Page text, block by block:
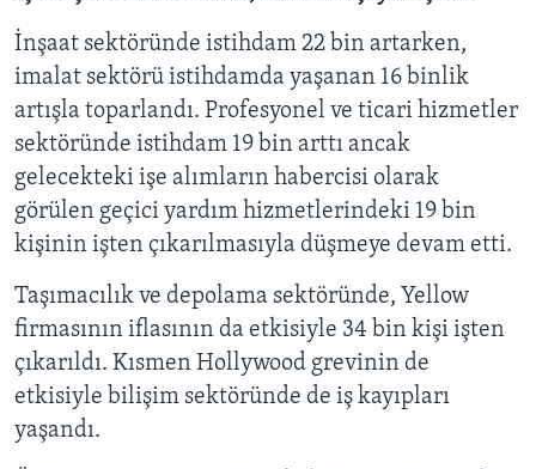
İnşaat sektöründe istihdam 22 bin artarken,
imalat sektörü istihdamda yaşanan 16 binlik
artışla toparlandı. Profesyonel ve ticari hizmetler
sektöründe istihdam 19 bin arttı ancak
gelecekteki işe alımların habercisi olarak
görülen geçici yardım hizmetlerindeki 19 bin
kişinin işten çıkarılmasıyla düşmeye devam etti.
Taşımacılık ve depolama sektöründe, Yellow
firmasının iflasının da etkisiyle 34 bin kişi işten
çıkarıldı. Kısmen Hollywood grevinin de
etkisiyle bilişim sektöründe de iş kayıpları
yaşandı.